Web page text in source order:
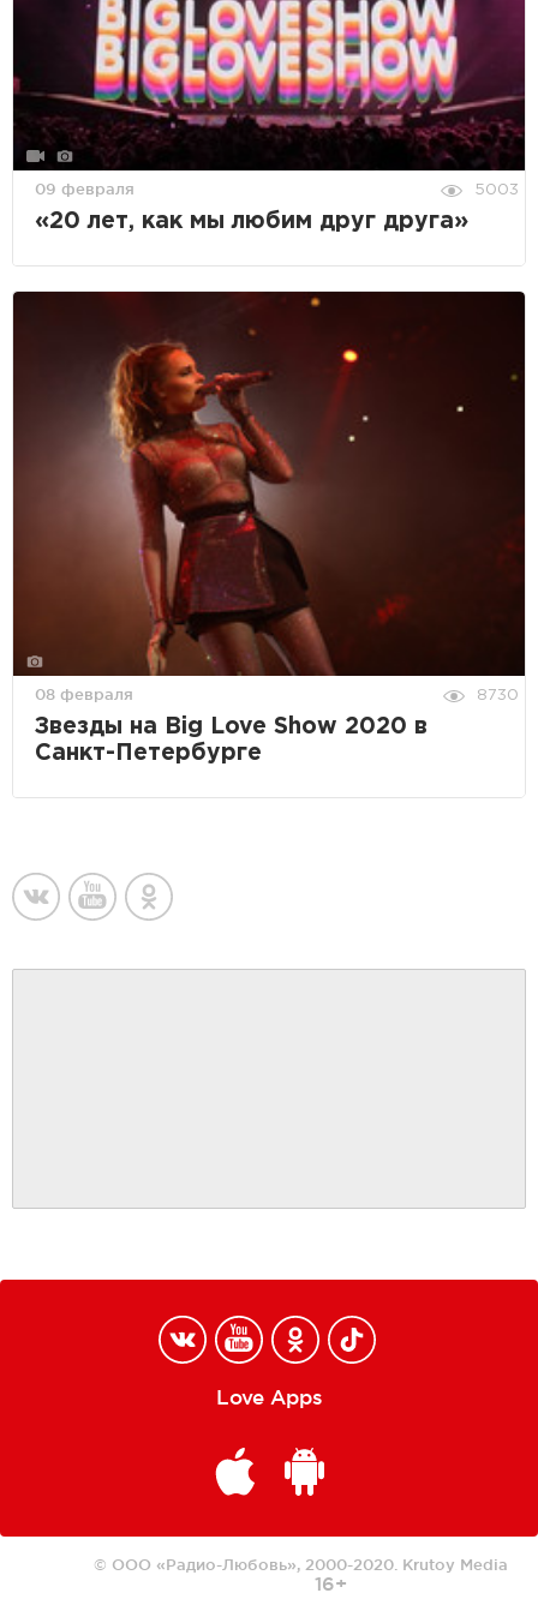
09 февраля 5003
«20 лет, как мы любим друг друга»
08 февраля 8730
Звезды на Big Love Show 2020 в
Санкт-Петербурге
Love Apps
© ООО «Радио-Любовь», 2000-2020. Krutoy Media
16+